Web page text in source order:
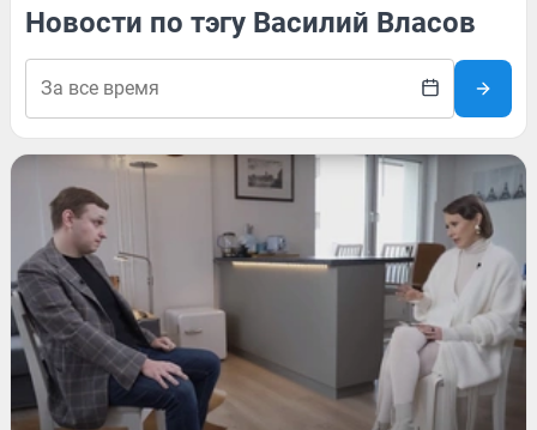
Новости по тэгу Василий Власов